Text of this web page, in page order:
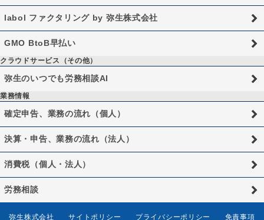
labol ファクタリング by 弥生株式会社
GMO BtoB早払い
クラウドサービス（その他）
弥生のいつでも労務相談AI
業務情報
確定申告、業務の流れ（個人）
決算・申告、業務の流れ（法人）
消費税（個人・法人）
労務相談
弥生株式会社 サイトポリシー プライバシーポリシー 免責事項